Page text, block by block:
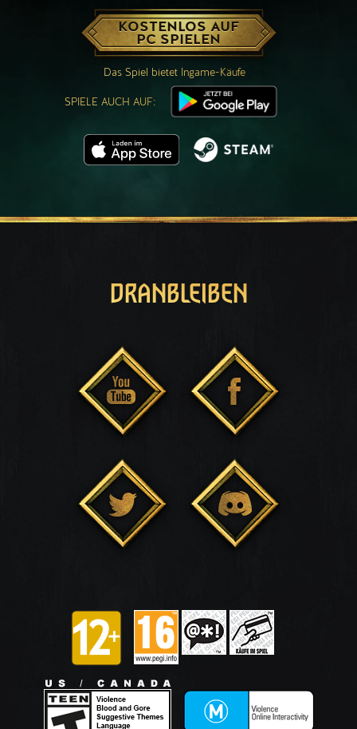
KOSTENLOS AUF
PC SPIELEN
Das Spiel bietet Ingame-Käufe
SPIELE AUCH AUF:
DRANBLEIBEN